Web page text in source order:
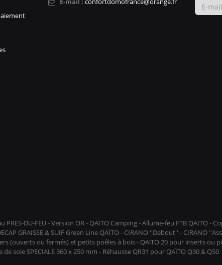
PRES-DU-FEU - Version OR - QAÏTO Camping - Allume-feu FTB QAITO
GRAISSE & SUIF Green Line QAÏTO - CIRANO ''Debout'' - CIRANO
(ouverts ou fermés) et petits poêles à bois - QAïTO 20 pour inserts ou
sole SPECIALE 360 x 250 mm - Réhausse QR31 pour QAÏTO Q30 & Q50